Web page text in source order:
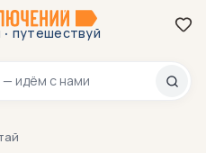
· путешествуй
— идём с нами
70-23